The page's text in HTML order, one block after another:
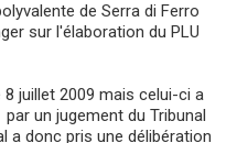
sur l'élaboration du PLU
8 juillet 2009 mais celui-ci a
un jugement du Tribunal
a donc pris une délibération